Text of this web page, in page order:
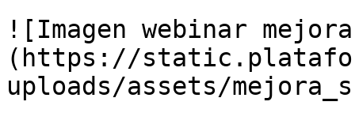
![Imagen webinar
(https://
uploads/assets/